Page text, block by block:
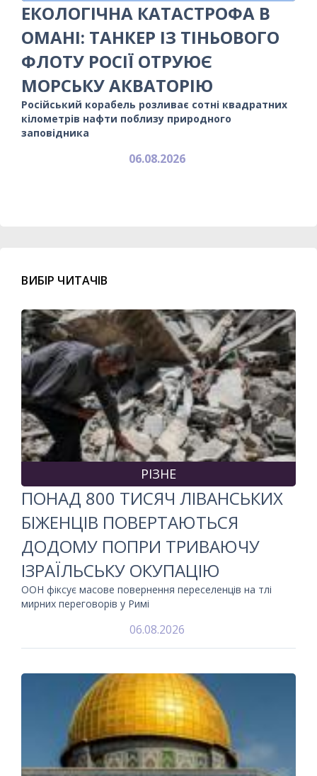
ЕКОЛОГІЧНА КАТАСТРОФА В
ОМАНІ: ТАНКЕР ІЗ ТІНЬОВОГО
ФЛОТУ РОСІЇ ОТРУЮЄ
МОРСЬКУ АКВАТОРІЮ
Російський корабель розливає сотні квадратних
кілометрів нафти поблизу природного
заповідника
06.08.2026
ВИБІР ЧИТАЧІВ
РІЗНЕ
ПОНАД 800 ТИСЯЧ ЛІВАНСЬКИХ
БІЖЕНЦІВ ПОВЕРТАЮТЬСЯ
ДОДОМУ ПОПРИ ТРИВАЮЧУ
ІЗРАЇЛЬСЬКУ ОКУПАЦІЮ
ООН фіксує масове повернення переселенців на тлі
мирних переговорів у Римі
06.08.2026